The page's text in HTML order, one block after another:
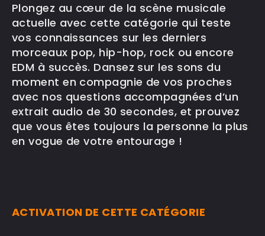
Plongez au cœur de la scène musicale
actuelle avec cette catégorie qui teste
vos connaissances sur les derniers
morceaux pop, hip-hop, rock ou encore
EDM à succès. Dansez sur les sons du
moment en compagnie de vos proches
avec nos questions accompagnées d’un
extrait audio de 30 secondes, et prouvez
que vous êtes toujours la personne la plus
en vogue de votre entourage !
ACTIVATION DE CETTE CATÉGORIE